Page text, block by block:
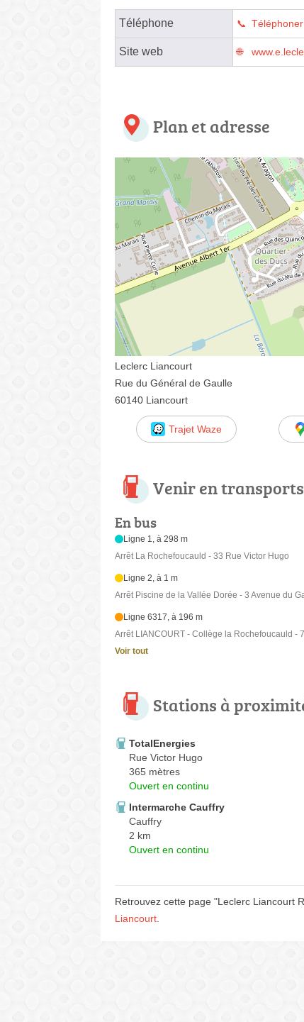
Téléphone
Site web
Plan et adresse
Leclerc Liancourt
Rue du Général de Gaulle
60140 Liancourt
Trajet Waze
Venir en
En bus
Ligne 1, à 298 m
Arrêt La Rochefoucauld - 33 Rue Victor Hugo
Ligne 2, à 1 m
Arrêt Piscine de la Vallée Dorée - 3 Avenue du
Ligne 6317, à 196 m
Arrêt LIANCOURT - Collège la Rochefoucauld -
Voir tout
Stations à
TotalEnergies
Rue Victor Hugo
365 mètres
Ouvert en continu
Intermarche Cauffry
Cauffry
2 km
Ouvert en continu
Retrouvez cette page "Leclerc Liancourt
Liancourt.